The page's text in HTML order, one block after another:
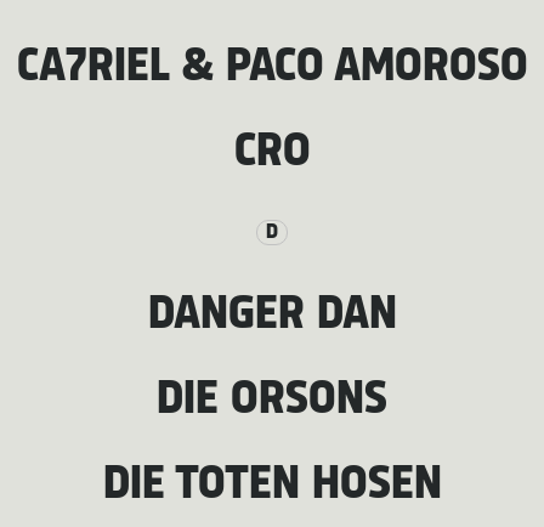
CA7RIEL & PACO AMOROSO
CRO
D
DANGER DAN
DIE ORSONS
DIE TOTEN HOSEN